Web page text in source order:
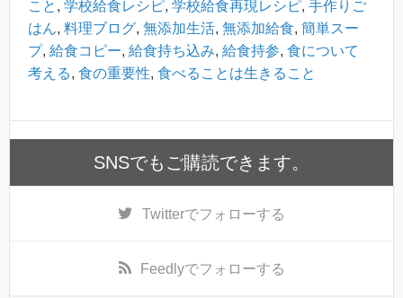
こと , 学校給食レシピ, 学校給食再現レシピ, 手作りご
はん, 料理ブログ, 無添加生活, 無添加給食, 簡単スー
プ, 給食コピー, 給食持ち込み, 給食持参, 食について
考える, 食の重要性, 食べることは生きること
SNSでもご購読できます。
Twitterでフォローする
Feedlyでフォローする